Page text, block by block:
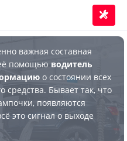
важная составная
помощью водитель
о состоянии всех
средства. Бывает так, что
появляются
это сигнал о выходе